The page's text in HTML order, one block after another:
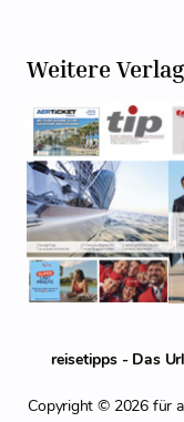
Weitere
reisetipps - Das
Copyright © 2026 für